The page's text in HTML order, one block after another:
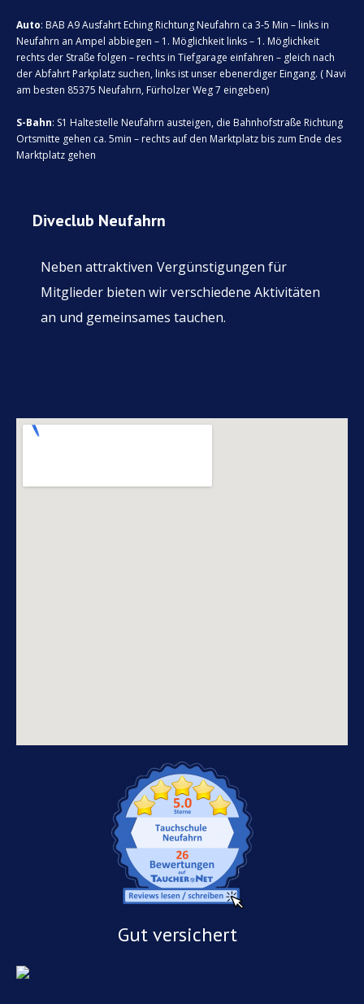
Auto: BAB A9 Ausfahrt Eching Richtung Neufahrn ca 3-5 Min – links in
Neufahrn an Ampel abbiegen – 1. Möglichkeit links – 1. Möglichkeit
rechts der Straße folgen – rechts in Tiefgarage einfahren – gleich nach
der Abfahrt Parkplatz suchen, links ist unser ebenerdiger Eingang. ( Navi
am besten 85375 Neufahrn, Fürholzer Weg 7 eingeben)
S-Bahn: S1 Haltestelle Neufahrn austeigen, die Bahnhofstraße Richtung
Ortsmitte gehen ca. 5min – rechts auf den Marktplatz bis zum Ende des
Marktplatz gehen
Diveclub Neufahrn
Neben attraktiven Vergünstigungen für
Mitglieder bieten wir verschiedene Aktivitäten
an und gemeinsames tauchen.
Gut versichert